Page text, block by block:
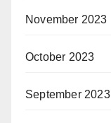
November 2023
October 2023
September 2023